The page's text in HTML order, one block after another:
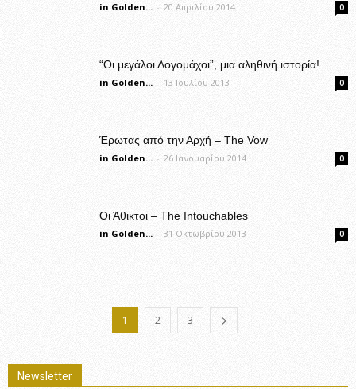
in Golden... - 20 Απριλίου 2014 0
“Οι μεγάλοι Λογομάχοι”, μια αληθινή ιστορία!
in Golden... - 13 Ιουλίου 2013 0
Έρωτας από την Αρχή – The Vow
in Golden... - 26 Ιανουαρίου 2014 0
Οι Άθικτοι – The Intouchables
in Golden... - 31 Οκτωβρίου 2013 0
1 2 3
Newsletter